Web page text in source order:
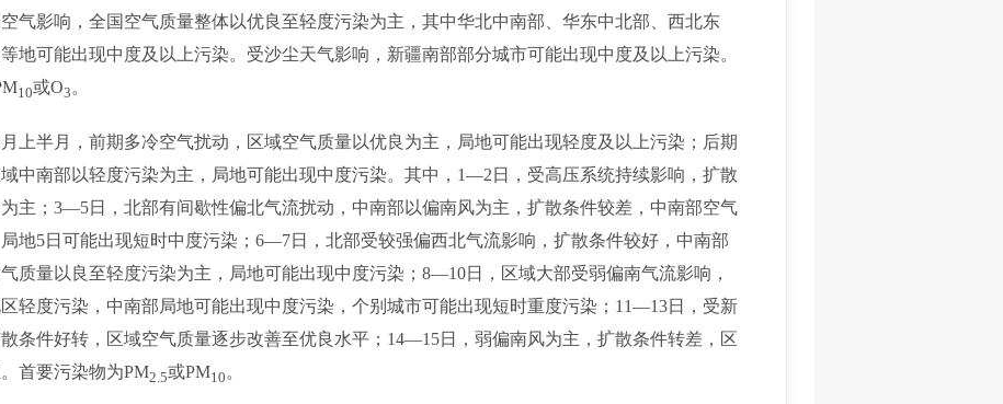
影响，全国空气质量整体以优良至轻度污染为主，其中华北中南部、华东中北部、西北东
地可能出现中度及以上污染。受沙尘天气影响，新疆南部部分城市可能出现中度及以上污染。
10或O3 。
月上半月，前期多冷空气扰动，区域空气质量以优良为主，局地可能出现轻度及以上污染；后期
中南部以轻度污染为主，局地可能出现中度污染。其中，1—2日，受高压系统持续影响，扩散
主；3—5日，北部有间歇性偏北气流扰动，中南部以偏南风为主，扩散条件较差，中南部空气
地5日可能出现短时中度污染；6—7日，北部受较强偏西北气流影响，扩散条件较好，中南部
质量以良至轻度污染为主，局地可能出现中度污染；8—10日，区域大部受弱偏南气流影响，
轻度污染，中南部局地可能出现中度污染，个别城市可能出现短时重度污染；11—13日，受新
条件好转，区域空气质量逐步改善至优良水平；14—15日，弱偏南风为主，扩散条件转差，区
首要污染物为PM2.5或PM10 。